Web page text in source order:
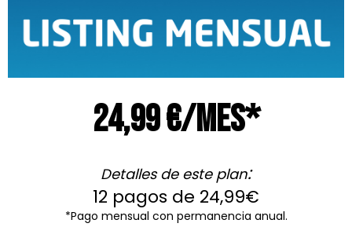
24,99 €/mes*
Detalles de este plan:
12 pagos de 24,99€
*Pago mensual con permanencia anual.